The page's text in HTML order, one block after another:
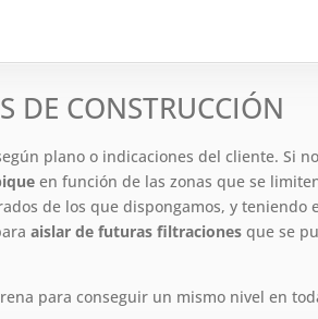
DE CONSTRUCCIÓN
plano o indicaciones del cliente. Si
en función de las zonas que se
de los que dispongamos, y teniendo
aislar de futuras filtraciones que se
para conseguir un mismo nivel en